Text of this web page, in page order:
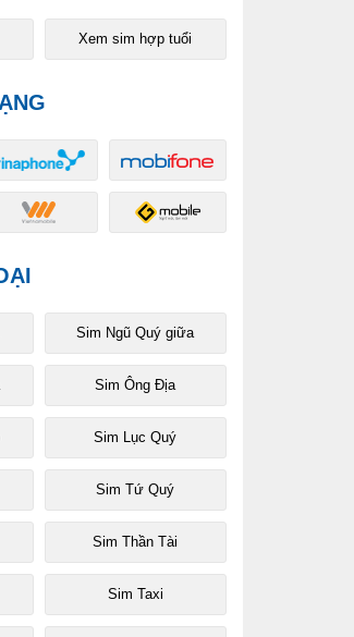
Xem sim hợp tuổi
Sim Ngũ Quý giữa
Sim Ông Địa
Sim Lục Quý
Sim Tứ Quý
Sim Thần Tài
Sim Taxi